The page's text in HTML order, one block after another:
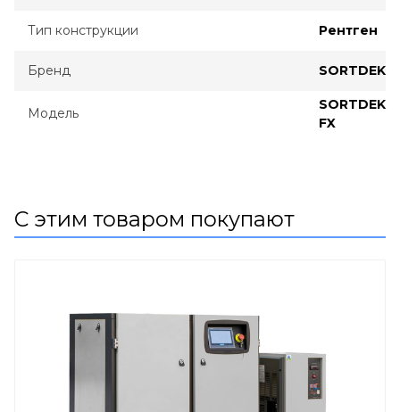
Тип конструкции Рентген
Бренд SORTDEK
Модель
SORTDEK
FX
С этим товаром покупают